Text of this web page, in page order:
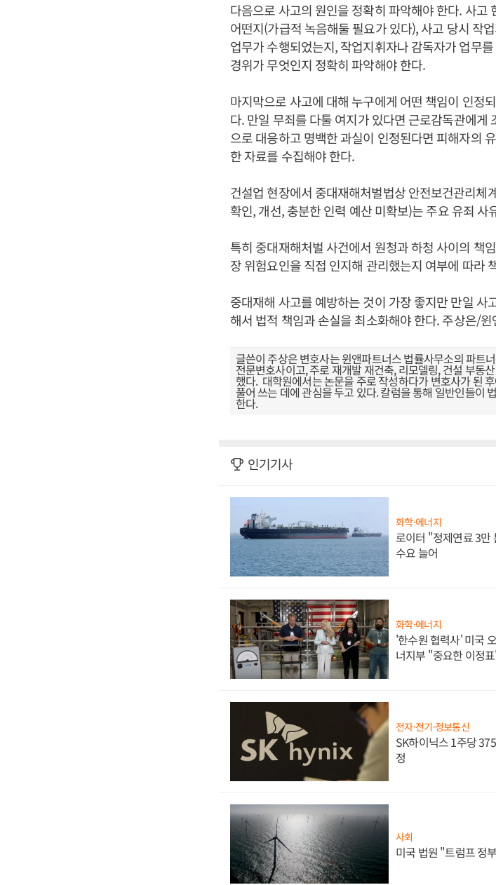
다음으로 사고의 원인을 정확히 파악해야 한다. 사고
어떤지(가급적 녹음해둘 필요가 있다), 사고 당시 작
업무가 수행되었는지, 작업지휘자나 감독자가 업무
경위가 무엇인지 정확히 파악해야 한다.
마지막으로 사고에 대해 누구에게 어떤 책임이 인정
다. 만일 무죄를 다툴 여지가 있다면 근로감독관에게
으로 대응하고 명백한 과실이 인정된다면 피해자의
한 자료를 수집해야 한다.
건설업 현장에서 중대재해처벌법상 안전보건관리체
확인, 개선, 충분한 인력 예산 미확보)는 주요 유죄 사
특히 중대재해처벌 사건에서 원청과 하청 사이의 책
장 위험요인을 직접 인지해 관리했는지 여부에 따라
중대재해 사고를 예방하는 것이 가장 좋지만 만일
해서 법적 책임과 손실을 최소화해야 한다. 주상은/
글쓴이 주상은 변호사는 윈앤파트너스 법률사무소의 파트
전문변호사이고, 주로 재개발 재건축, 리모델링, 건설 부동
했다. 대학원에서는 논문을 주로 작성하다가 변호사가 된
풀어 쓰는 데에 관심을 두고 있다. 칼럼을 통해 일반인들이
한다.
인기기사
화학·에너지
로이터 "정제연료 3만
수요 늘어
화학·에너지
'한수원 협력사' 미국
너지부 "중요한 이정
전자·전기·정보통신
SK하이닉스 1주당
정
사회
미국 법원 "트럼프 정